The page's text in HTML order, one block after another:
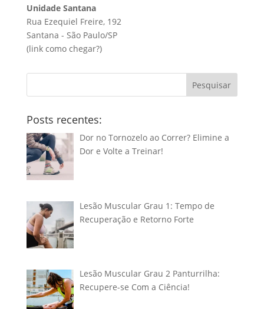
Unidade Santana
Rua Ezequiel Freire, 192
Santana - São Paulo/SP
(link como chegar?)
Pesquisar
Posts recentes:
Dor no Tornozelo ao Correr? Elimine a
Dor e Volte a Treinar!
Lesão Muscular Grau 1: Tempo de
Recuperação e Retorno Forte
Lesão Muscular Grau 2 Panturrilha:
Recupere-se Com a Ciência!